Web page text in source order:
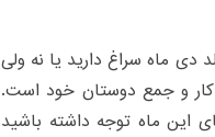
دی ماه سراغ دارید یا نه ولی
کار و جمع دوستان خود است.
این ماه توجه داشته باشید